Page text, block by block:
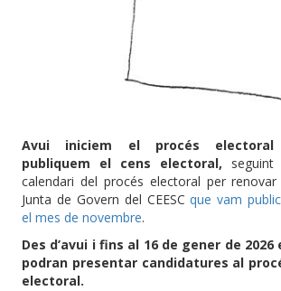
Avui iniciem el procés
publiquem el cens electoral, seguint
calendari del procés electoral per renovar
Junta de Govern del CEESCque vam
el mes de novembre.
Des d’avui i fins al 16 de gener de 2026
podran presentar candidatures al
electoral.